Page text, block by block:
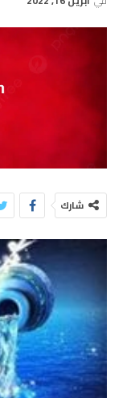
شارك